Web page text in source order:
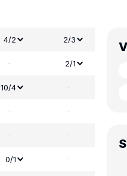
4/2 2/3
- 2/1
10/4 -
- -
- -
0/1 -